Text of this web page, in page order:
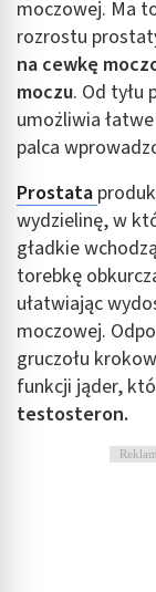
moczowej. Ma
rozrostu
na cewkę
moczu. Od tyłu
umożliwia
palca
Prostata
wydzielinę, w
gładkie
torebkę
ułatwiając
moczowej.
gruczołu
funkcji jąder,
testosteron.